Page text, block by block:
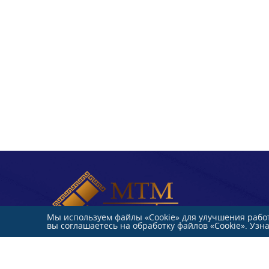
Мы используем файлы «Cookie» для улучшения
вы соглашаетесь на обработку файлов «Cookie».